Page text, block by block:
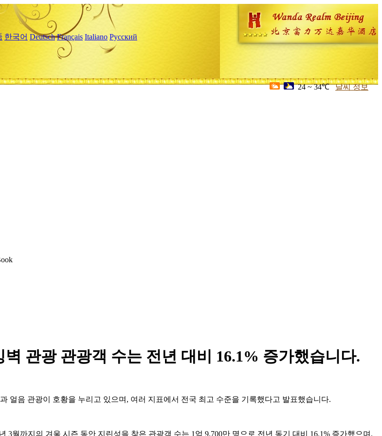
한국어 Deutsch Français Italiano Русский
24 ~ 34℃ 날씨 정보
관광 관광객 수는 전년 대비 16.1% 증가했습니다.
얼음 관광이 호황을 누리고 있으며, 여러 지표에서 전국 최고 수준을 기록했다고 발표했습니다.
3월까지의 겨울 시즌 동안 지린성을 찾은 관광객 수는 1억 9,700만 명으로 전년 동기 대비 16.1% 증가했으며,